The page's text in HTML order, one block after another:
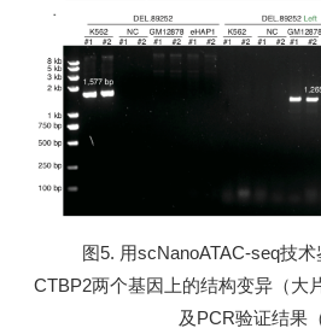
图5. 用scNanoATAC-seq技术
CTBP2两个基因上的结构变异（大
及PCR验证结果